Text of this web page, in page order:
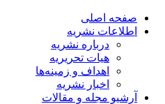
صفحه اصلی
اطلاعات نشریه
درباره نشریه
هیات تحریریه
اهداف و زمینه‌ها
اخبار نشریه
آرشیو مجله و مقالات